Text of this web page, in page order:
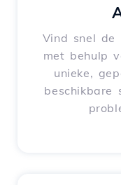
Vind snel de
met behulp
unieke,
beschikbare